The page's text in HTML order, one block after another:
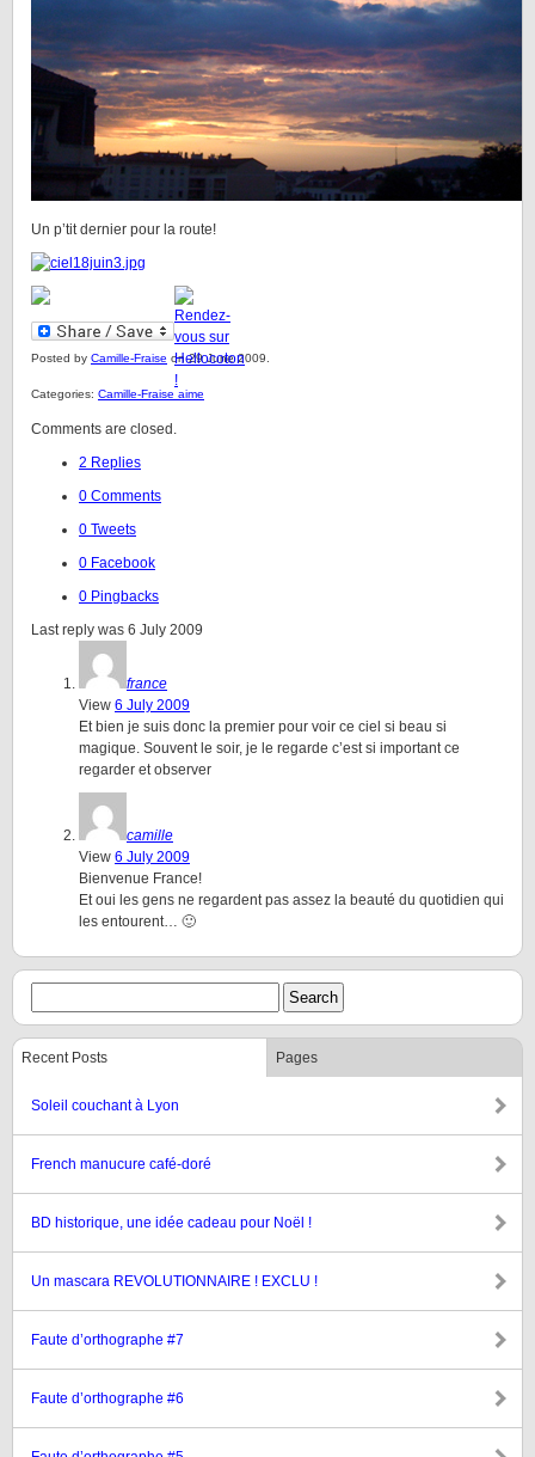
Un p’tit dernier pour la route!
Posted by Camille-Fraise on 29 June 2009.
Categories: Camille-Fraise aime
Comments are closed.
2 Replies
0 Comments
0 Tweets
0 Facebook
0 Pingbacks
Last reply was 6 July 2009
france
View 6 July 2009
Et bien je suis donc la premier pour voir ce ciel si beau si
magique. Souvent le soir, je le regarde c’est si important ce
regarder et observer
camille
View 6 July 2009
Bienvenue France!
Et oui les gens ne regardent pas assez la beauté du quotidien qui
les entourent… 🙂
Recent Posts Pages
Soleil couchant à Lyon
French manucure café-doré
BD historique, une idée cadeau pour Noël !
Un mascara REVOLUTIONNAIRE ! EXCLU !
Faute d’orthographe #7
Faute d’orthographe #6